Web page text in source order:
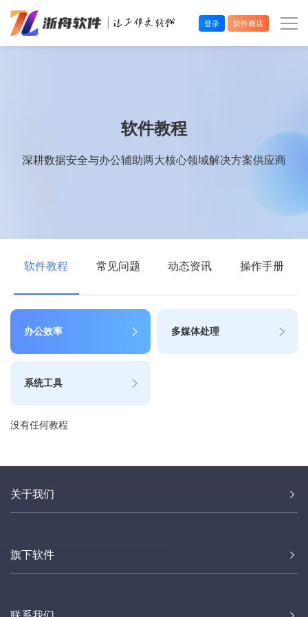
登录 软件商店
软件教程
深耕数据安全与办公辅助两大核心领域解决方案供应商
软件教程 常见问题 动态资讯 操作手册
办公效率 多媒体处理
系统工具
没有任何教程
关于我们
旗下软件